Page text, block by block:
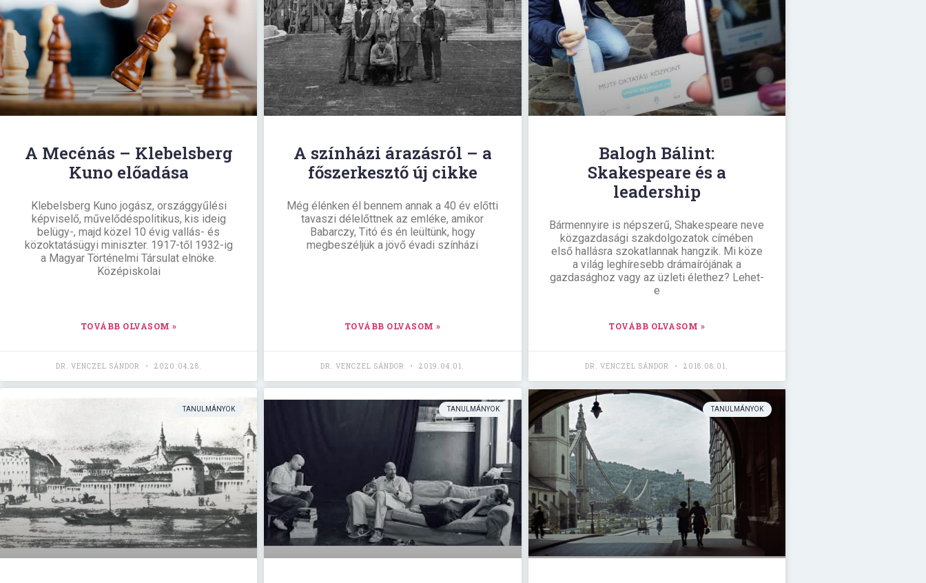
A Mecénás – Klebelsberg
Kuno előadása
Klebelsberg Kuno jogász, országgyűlési
képviselő, művelődéspolitikus, kis ideig
belügy-, majd közel 10 évig vallás- és
közoktatásügyi miniszter. 1917-től 1932-ig
a Magyar Történelmi Társulat elnöke.
Középiskolai
TOVÁBB OLVASOM »
DR. VENCZEL SÁNDOR 2020.04.28.
A színházi árazásról – a
főszerkesztő új cikke
Még élénken él bennem annak a 40 év előtti
tavaszi délelőttnek az emléke, amikor
Babarczy, Titó és én leültünk, hogy
megbeszéljük a jövő évadi színházi
TOVÁBB OLVASOM »
DR. VENCZEL SÁNDOR 2019.04.01.
Balogh Bálint:
Skakespeare és a
leadership
Bármennyire is népszerű, Shakespeare neve
közgazdasági szakdolgozatok címében
első hallásra szokatlannak hangzik. Mi köze
a világ leghíresebb drámaírójának a
gazdasághoz vagy az üzleti élethez? Lehet-
e
TOVÁBB OLVASOM »
DR. VENCZEL SÁNDOR 2018.08.01.
TANULMÁNYOK TANULMÁNYOK TANULMÁNYOK